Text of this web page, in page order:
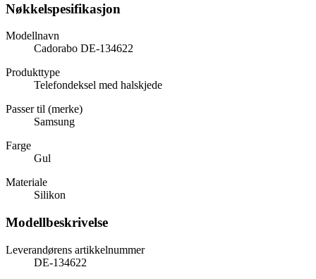
Nøkkelspesifikasjon
Modellnavn
Cadorabo DE-134622
Produkttype
Telefondeksel med halskjede
Passer til (merke)
Samsung
Farge
Gul
Materiale
Silikon
Modellbeskrivelse
Leverandørens artikkelnummer
DE-134622